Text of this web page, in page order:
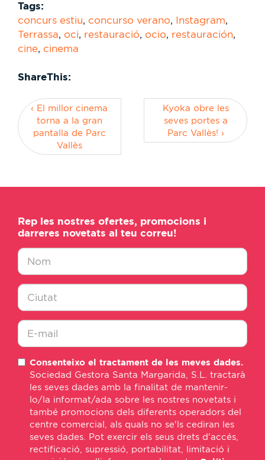
Tags:
concurs estiu, concurso verano, Instagram,
Terrassa, oci, restauració, ocio, restauración,
cine, cinema
ShareThis:
‹ El millor cinema
torna a la gran
pantalla de Parc
Vallès
Kyoka obre les
seves portes a
Parc Vallès! ›
Rep les nostres ofertes, promocions i
darreres novetats al teu correu!
Nombre
Ciudad
mail
Consenteixo el tractament de les meves dades.
Sociedad Gestora Santa Margarida, S.L. tractarà
les seves dades amb la finalitat de mantenir-
lo/la informat/ada sobre les nostres novetats i
també promocions dels diferents operadors del
centre comercial, als quals no se'ls cediran les
seves dades. Pot exercir els seus drets d'accés,
rectificació, supressió, portabilitat, limitació i